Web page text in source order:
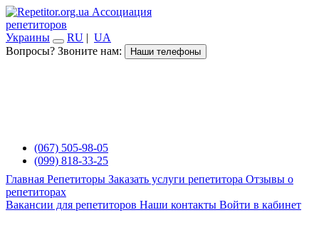
Ассоциация
репетиторов
Украины
RU | UA
Вопросы? Звоните нам:
Наши телефоны
(067) 505-98-05
(099) 818-33-25
Главная Репетиторы Заказать услуги репетитора Отзывы о
репетиторах
Вакансии для репетиторов Наши контакты Войти в кабинет